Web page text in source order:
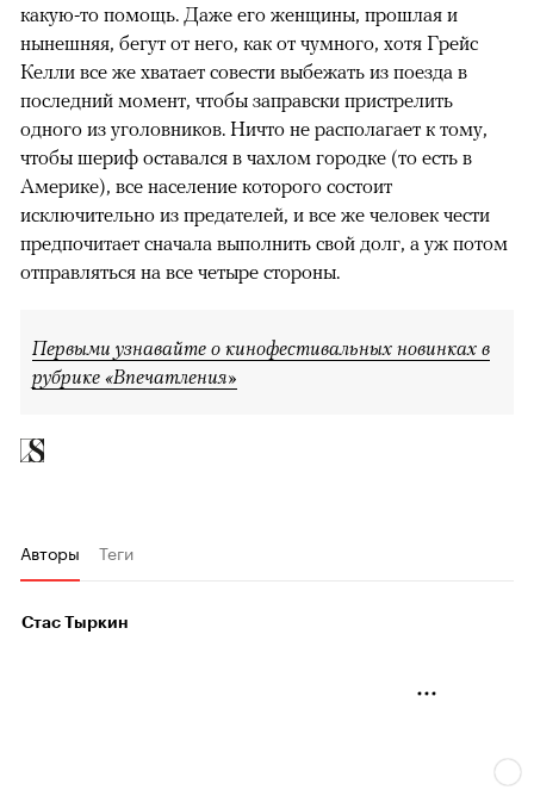
какую-то помощь. Даже его женщины, прошлая и
нынешняя, бегут от него, как от чумного, хотя Грейс
Келли все же хватает совести выбежать из поезда в
последний момент, чтобы заправски пристрелить
одного из уголовников. Ничто не располагает к тому,
чтобы шериф оставался в чахлом городке (то есть в
Америке), все население которого состоит
исключительно из предателей, и все же человек чести
предпочитает сначала выполнить свой долг, а уж потом
отправляться на все четыре стороны.
Первыми узнавайте о кинофестивальных новинках в
рубрике «Впечатления»
Авторы Теги
Стас Тыркин